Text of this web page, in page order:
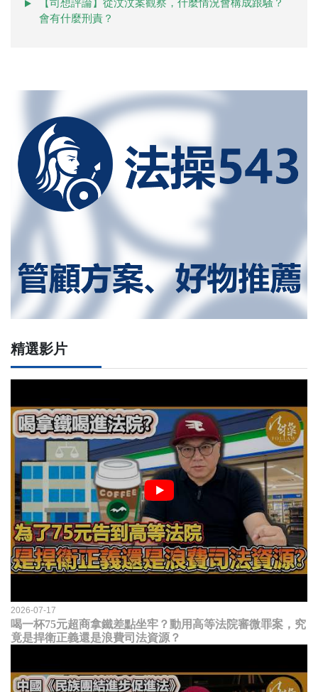
【司想評論】從汶汶案觀察，什麼情況會構成跟騷？
會有什麼刑責？
精選影片
2026-07-17
喝一杯75元超商拿鐵差點坐牢？動用高等法院審微罪案，究
竟是捍衛正義還是浪費司法資源？